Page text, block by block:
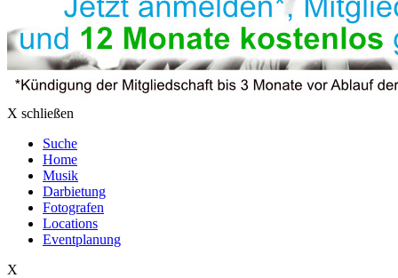
X schließen
Suche
Home
Musik
Darbietung
Fotografen
Locations
Eventplanung
X